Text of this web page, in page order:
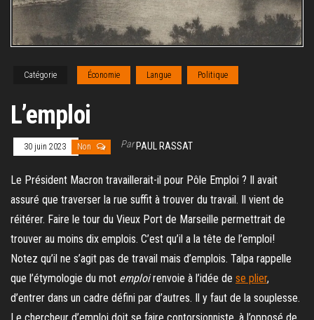
Catégorie Économie Langue Politique
L’emploi
30 juin 2023 Non ParPAUL RASSAT
Le Président Macron travaillerait-il pour Pôle Emploi ? Il avait
assuré que traverser la rue suffit à trouver du travail. Il vient de
réitérer. Faire le tour du Vieux Port de Marseille permettrait de
trouver au moins dix emplois. C’est qu’il a la tête de l’emploi!
Notez qu’il ne s’agit pas de travail mais d’emplois. Talpa rappelle
que l’étymologie du mot emploirenvoie à l’idée de se plier,
d’entrer dans un cadre défini par d’autres. Il y faut de la souplesse.